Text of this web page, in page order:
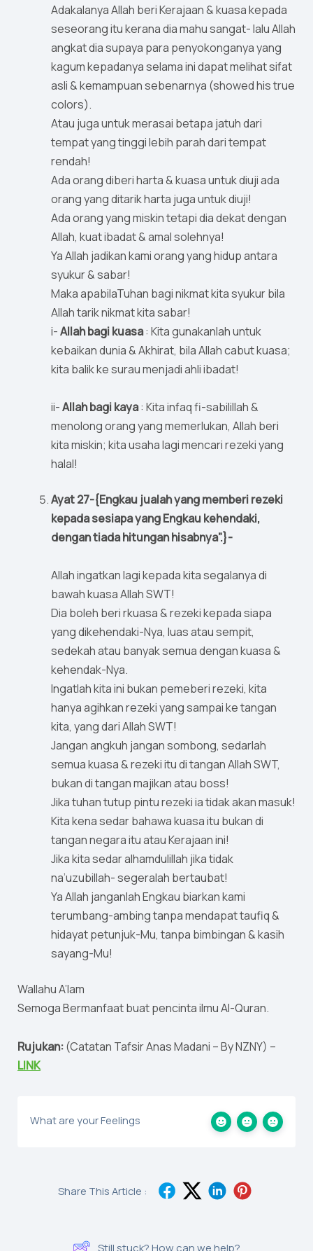
Adakalanya Allah beri Kerajaan & kuasa kepada
seseorang itu kerana dia mahu sangat- lalu Allah
angkat dia supaya para penyokonganya yang
kagum kepadanya selama ini dapat melihat sifat
asli & kemampuan sebenarnya (showed his true
colors).
Atau juga untuk merasai betapa jatuh dari
tempat yang tinggi lebih parah dari tempat
rendah!
Ada orang diberi harta & kuasa untuk diuji ada
orang yang ditarik harta juga untuk diuji!
Ada orang yang miskin tetapi dia dekat dengan
Allah, kuat ibadat & amal solehnya!
Ya Allah jadikan kami orang yang hidup antara
syukur & sabar!
Maka apabilaTuhan bagi nikmat kita syukur bila
Allah tarik nikmat kita sabar!
i-Allah bagi kuasa: Kita gunakanlah untuk
kebaikan dunia & Akhirat, bila Allah cabut kuasa;
kita balik ke surau menjadi ahli ibadat!
ii-Allah bagi kaya: Kita infaq fi-sabilillah &
menolong orang yang memerlukan, Allah beri
kita miskin; kita usaha lagi mencari rezeki yang
halal!
Ayat 27-{Engkau jualah yang memberi rezeki
kepada sesiapa yang Engkau kehendaki,
dengan tiada hitungan hisabnya”.}-
Allah ingatkan lagi kepada kita segalanya di
bawah kuasa Allah SWT!
Dia boleh beri rkuasa & rezeki kepada siapa
yang dikehendaki-Nya, luas atau sempit,
sedekah atau banyak semua dengan kuasa &
kehendak-Nya.
Ingatlah kita ini bukan pemeberi rezeki, kita
hanya agihkan rezeki yang sampai ke tangan
kita, yang dari Allah SWT!
Jangan angkuh jangan sombong, sedarlah
semua kuasa & rezeki itu di tangan Allah SWT,
bukan di tangan majikan atau boss!
Jika tuhan tutup pintu rezeki ia tidak akan masuk!
Kita kena sedar bahawa kuasa itu bukan di
tangan negara itu atau Kerajaan ini!
Jika kita sedar alhamdulillah jika tidak
na’uzubillah- segeralah bertaubat!
Ya Allah janganlah Engkau biarkan kami
terumbang-ambing tanpa mendapat taufiq &
hidayat petunjuk-Mu, tanpa bimbingan & kasih
sayang-Mu!
Wallahu A’lam
Semoga Bermanfaat buat pencinta ilmu Al-Quran.
Rujukan:(Catatan Tafsir Anas Madani – By NZNY) –
LINK
What are your Feelings
Share This Article :
Still stuck? How can we help?